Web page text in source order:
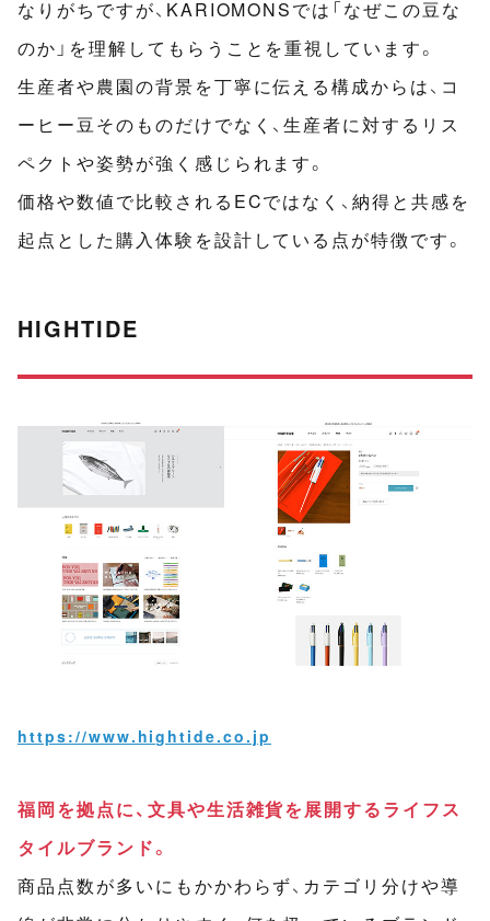
なりがちですが、KARIOMONSでは「なぜこの豆な
のか」を理解してもらうことを重視しています。
生産者や農園の背景を丁寧に伝える構成からは、コ
ーヒー豆そのものだけでなく、生産者に対するリス
ペクトや姿勢が強く感じられます。
価格や数値で比較されるECではなく、納得と共感を
起点とした購入体験を設計している点が特徴です。
HIGHTIDE
https://www.hightide.co.jp
福岡を拠点に、文具や生活雑貨を展開するライフス
タイルブランド。
商品点数が多いにもかかわらず、カテゴリ分けや導